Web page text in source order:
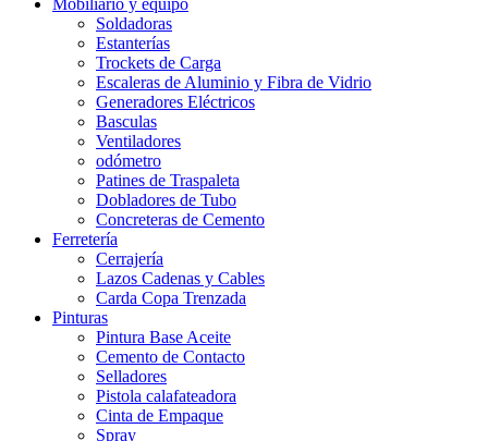
Mobiliario y equipo
Soldadoras
Estanterías
Trockets de Carga
Escaleras de Aluminio y Fibra de Vidrio
Generadores Eléctricos
Basculas
Ventiladores
odómetro
Patines de Traspaleta
Dobladores de Tubo
Concreteras de Cemento
Ferretería
Cerrajería
Lazos Cadenas y Cables
Carda Copa Trenzada
Pinturas
Pintura Base Aceite
Cemento de Contacto
Selladores
Pistola calafateadora
Cinta de Empaque
Spray